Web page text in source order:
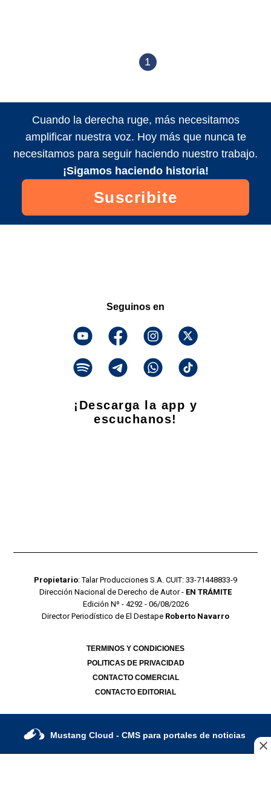
1
Cuando la derecha ruge, más necesitamos
amplificar nuestra voz. Hoy más que nunca te
necesitamos para seguir haciendo nuestro trabajo.
¡Sigamos haciendo historia!
Suscribite
Seguinos en
¡Descarga la app y
escuchanos!
Propietario: Talar Producciones S.A. CUIT: 33-71448833-9
Dirección Nacional de Derecho de Autor - EN TRÁMITE
Edición Nº - 4292 - 06/08/2026
Director Periodístico de El Destape Roberto Navarro
TERMINOS Y CONDICIONES
POLITICAS DE PRIVACIDAD
CONTACTO COMERCIAL
CONTACTO EDITORIAL
Mustang Cloud - CMS para portales de noticias